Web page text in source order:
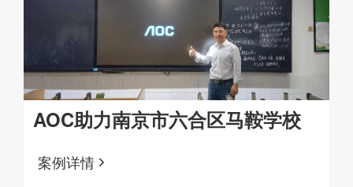
AOC助力南京市六合区马鞍学校
案例详情